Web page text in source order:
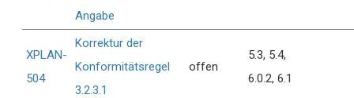
Angabe
XPLAN-
504
Korrektur der
Konformitätsregel
3.2.3.1
offen
5.3 5.4
6.0.2 6.1